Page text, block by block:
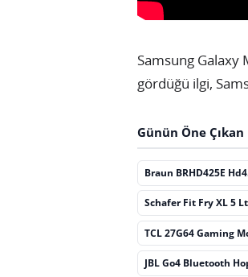
Samsung Galaxy
gördüğü ilgi,
Günün Öne Çıkan
Braun BRHD425E
Schafer Fit Fry XL 5
TCL 27G64 Gaming
JBL Go4 Bluetooth